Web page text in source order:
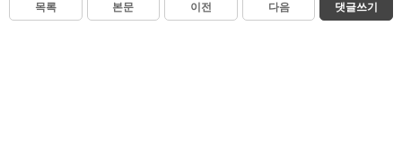
목록 본문 이전 다음 댓글쓰기